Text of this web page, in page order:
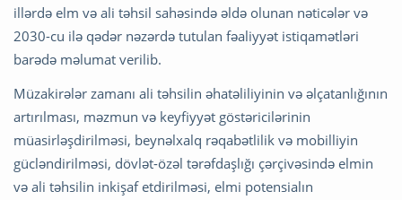
illərdə elm və ali təhsil sahəsində əldə olunan nəticələr və
2030-cu ilə qədər nəzərdə tutulan fəaliyyət istiqamətləri
barədə məlumat verilib.
Müzakirələr zamanı ali təhsilin əhatəliliyinin və əlçatanlığının
artırılması, məzmun və keyfiyyət göstəricilərinin
müasirləşdirilməsi, beynəlxalq rəqabətlilik və mobilliyin
gücləndirilməsi, dövlət-özəl tərəfdaşlığı çərçivəsində elmin
və ali təhsilin inkişaf etdirilməsi, elmi potensialın